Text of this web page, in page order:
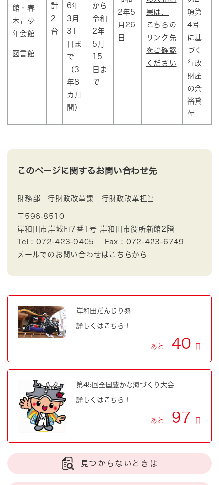
館・春
木青少
年会館
図書館
計
2
台
6年
3月
31
日ま
で
（3
年8
カ月
間）
から
令和
2年
5月
15
日ま
で
2年5
月26
日
果は、
こちらの
リンク先
をご確認
ください
項第
4号
に基
づく
行政
財産
の余
裕貸
付
このページに関するお問い合わせ先
財務部 行財政改革課 行財政改革担当
〒596-8510
岸和田市岸城町7番1号 岸和田市役所新館2階
Tel：072-423-9405
Fax：072-423-6749
メールでのお問い合わせはこちらから
岸和田だんじり祭
詳しくはこちら！
あと 40 日
第45回全国豊かな海づくり大会
詳しくはこちら！
あと 97 日
見つからないときは